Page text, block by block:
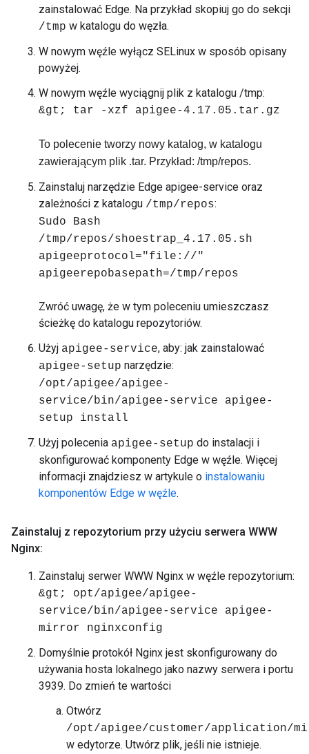
zainstalować Edge. Na przykład skopiuj go do sekcji
/tmp w katalogu do węzła.
W nowym węźle wyłącz SELinux w sposób opisany
powyżej.
W nowym węźle wyciągnij plik z katalogu /tmp:
&gt; tar -xzf apigee-4.17.05.tar.gz
To polecenie tworzy nowy katalog, w katalogu
zawierającym plik .tar. Przykład: /tmp/repos.
Zainstaluj narzędzie Edge apigee-service oraz
zależności z katalogu /tmp/repos:
Sudo Bash
/tmp/repos/shoestrap_4.17.05.sh
apigeeprotocol="file://"
apigeerepobasepath=/tmp/repos
Zwróć uwagę, że w tym poleceniu umieszczasz
ścieżkę do katalogu repozytoriów.
Użyj apigee-service, aby: jak zainstalować
apigee-setup narzędzie:
/opt/apigee/apigee-
service/bin/apigee-service apigee-
setup install
Użyj polecenia apigee-setup do instalacji i
skonfigurować komponenty Edge w węźle. Więcej
informacji znajdziesz w artykule o instalowaniu
komponentów Edge w węźle.
Zainstaluj z repozytorium przy użyciu serwera WWW
Nginx:
Zainstaluj serwer WWW Nginx w węźle repozytorium:
&gt; opt/apigee/apigee-
service/bin/apigee-service apigee-
mirror nginxconfig
Domyślnie protokół Nginx jest skonfigurowany do
używania hosta lokalnego jako nazwy serwera i portu
3939. Do zmień te wartości
Otwórz
/opt/apigee/customer/application/
w edytorze. Utwórz plik, jeśli nie istnieje.